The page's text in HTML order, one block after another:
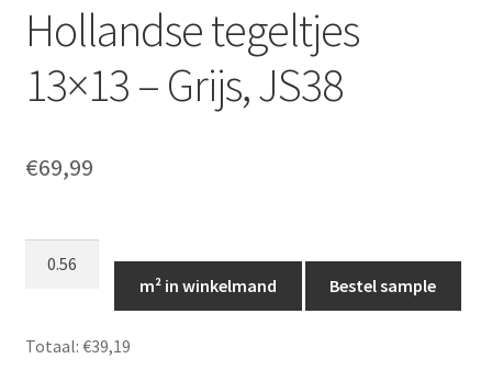
Hollandse tegeltjes
13×13 – Grijs, JS38
€69,99
m² in winkelmand Bestel sample
Totaal: €39,19